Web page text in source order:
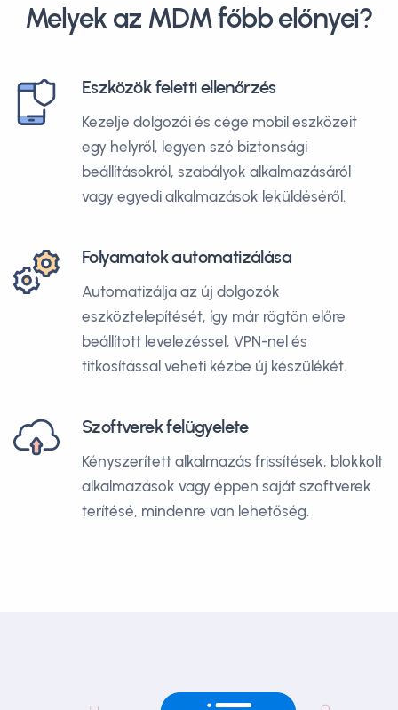
Melyek az MDM főbb előnyei?
Eszközök feletti ellenőrzés
Kezelje dolgozói és cége mobil eszközeit
egy helyről, legyen szó biztonsági
beállításokról, szabályok alkalmazásáról
vagy egyedi alkalmazások leküldéséről.
Folyamatok automatizálása
Automatizálja az új dolgozók
eszköztelepítését, így már rögtön előre
beállított levelezéssel, VPN-nel és
titkosítással veheti kézbe új készülékét.
Szoftverek felügyelete
Kényszerített alkalmazás frissítések, blokkolt
alkalmazások vagy éppen saját szoftverek
terítésé, mindenre van lehetőség.